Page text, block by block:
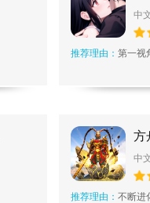
中
推荐理由： 第一视
方
中
推荐理由： 不断进